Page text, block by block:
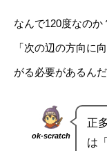
なんで120度なの
「次の辺の方向に
がる必要があるんだ
ok-scratch
正
は